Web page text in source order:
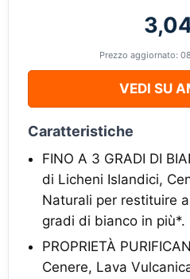
Prezzo aggiornato:
VEDI SU
Caratteristiche
FINO A 3 GRADI DI
di Licheni Islandici,
Naturali per restituire
gradi di bianco in
PROPRIETÀ
Cenere, Lava